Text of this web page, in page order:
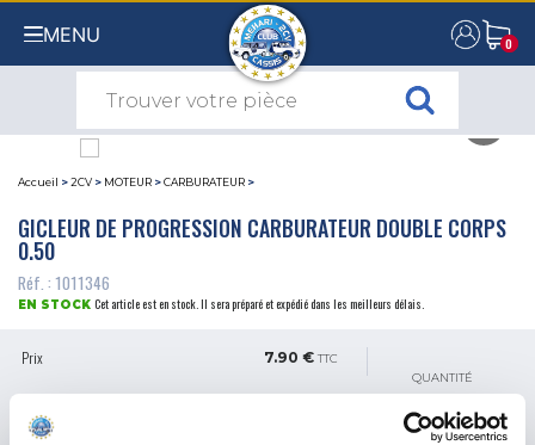
MENU 0
0
Accueil >2CV > MOTEUR >CARBURATEUR >
GICLEUR DE PROGRESSION CARBURATEUR DOUBLE CORPS
0.50
Réf. : 1011346
EN STOCK Cet article est en stock. Il sera préparé et expédié dans les meilleurs délais.
Prix 7.90 € TTC
QUANTITÉ